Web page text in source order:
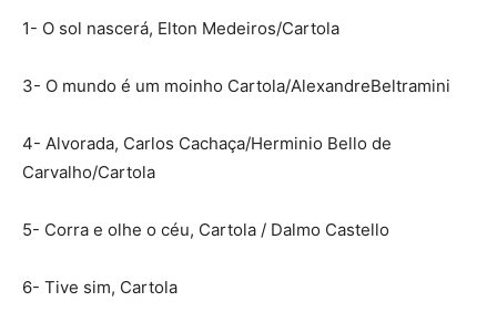
1- O sol nascerá, Elton Medeiros/Cartola
3- O mundo é um moinho Cartola/AlexandreBeltramini
4- Alvorada, Carlos Cachaça/Herminio Bello de
Carvalho/Cartola
5- Corra e olhe o céu, Cartola / Dalmo Castello
6- Tive sim, Cartola